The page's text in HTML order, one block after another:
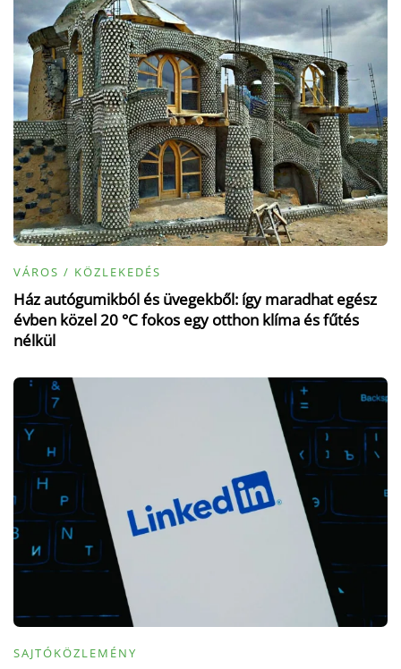
VÁROS / KÖZLEKEDÉS
Ház autógumikból és üvegekből: így maradhat egész
évben közel 20 °C fokos egy otthon klíma és fűtés
nélkül
SAJTÓKÖZLEMÉNY